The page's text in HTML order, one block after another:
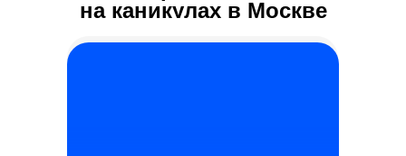
на каникулах в Москве